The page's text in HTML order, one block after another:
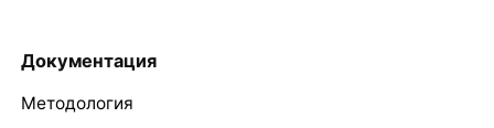
Документация
Методология